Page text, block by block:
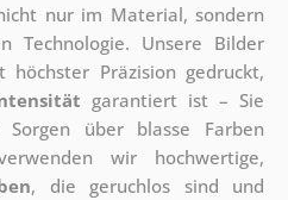
nur im Material, sondern
Technologie. Unsere Bilder
Präzision gedruckt,
garantiert ist – Sie
über blasse Farben
wir hochwertige,
, die geruchlos sind und